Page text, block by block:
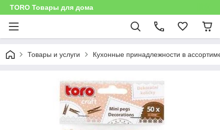
TORO Товары для дома
Товары и услуги Кухонные принадлежности в